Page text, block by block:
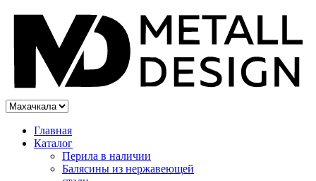
Главная
Каталог
Перила в наличии
Балясины из нержавеющей